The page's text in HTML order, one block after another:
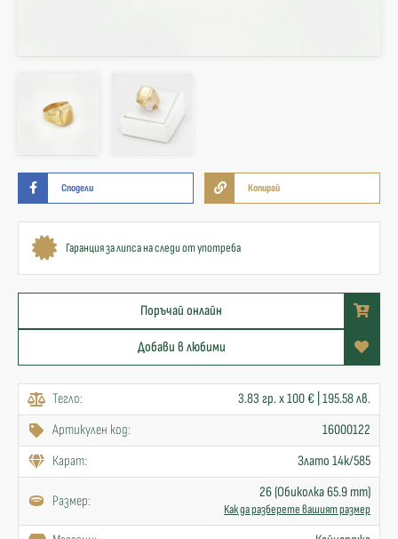
Сподели Копирай
Гаранция за липса на следи от употреба
Поръчай онлайн
Добави в любими
Тегло:
3.83 гр. x 100 € | 195.58 лв.
Артикулен код:
16000122
Карат:
Злато 14к/585
Размер: 26 (Обиколка 65.9 mm)
Как да разберете вашият размер